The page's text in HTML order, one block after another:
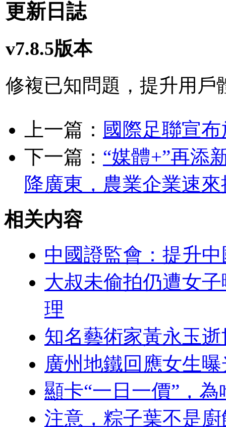
更新日誌
v7.8.5版本
修複已知問題，提升用戶
上一篇： 國際足聯宣
下一篇： “媒體+”再添
降廣東，農業企業速
相关内容
中國證監會：提升
大叔未偷拍仍遭女
理
知名藝術家黃永玉
廣州地鐵回應女生
顯卡“一日一價”，
注意，粽子葉不是